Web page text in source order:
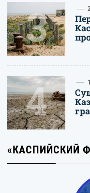
3
4
«КАСПИЙСКИЙ